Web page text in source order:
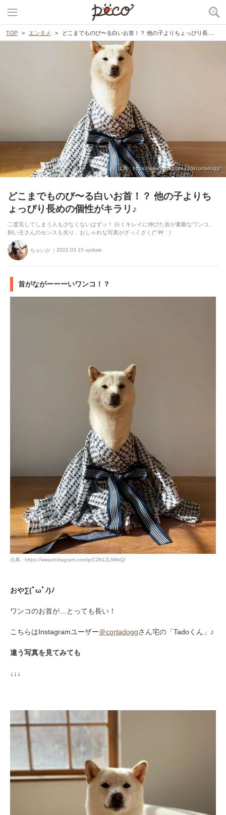
TOP エンタメ どこまでものび〜る白いお首！？ 他の子よりちょっぴり長めの個性がキラリ♪
出典 : https://www.instagram.com/cortadogg/
どこまでものび〜る白いお首！？ 他の子よりち
ょっぴり長めの個性がキラリ♪
二度見してしまう人も少なくないはずッ！ 白くキレイに伸びた首が素敵なワンコ。
飼い主さんのセンスも光り、おしゃれな写真がざっくざく(*´艸｀)
ちゃいか 2022.03.15 update
首がながーーーいワンコ！？
出典 : https://www.instagram.com/p/CZft1ZLMAtQ/
おや∑(ﾟωﾟﾉ)ﾉ
ワンコのお首が…とっても長い！
こちらはInstagramユーザー＠cortadoggさん宅の「Tadoくん」♪
違う写真を見てみても
↓↓↓